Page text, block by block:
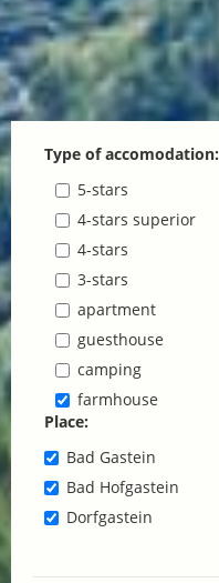
Type of accomodation:
5-stars
4-stars superior
4-stars
3-stars
apartment
guesthouse
camping
farmhouse
Place:
Bad Gastein
Bad Hofgastein
Dorfgastein